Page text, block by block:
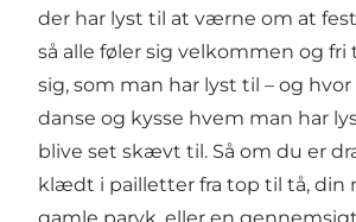
der har lyst til at værne om at
så alle føler sig velkommen og
sig, som man har lyst til – og
danse og kysse hvem man har
blive set skævt til. Så om du er
klædt i pailletter fra top til tå, din